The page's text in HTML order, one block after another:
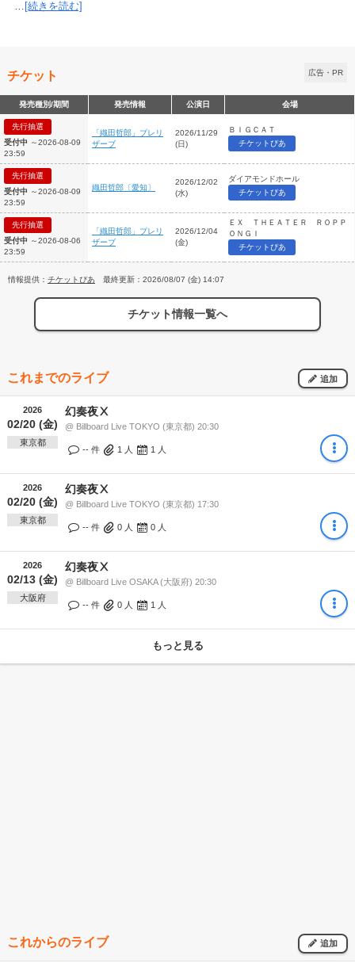
… [続きを読む]
チケット 広告・PR
発売種別/期間 発売情報 公演日 会場
先行抽選
受付中 ～2026-08-09
23:59
「織田哲郎」プレリ
ザーブ
2026/11/29
(日)
ＢＩＧＣＡＴ
チケットぴあ
先行抽選
受付中 ～2026-08-09
23:59
織田哲郎〔愛知〕
2026/12/02
(水)
ダイアモンドホール
チケットぴあ
先行抽選
受付中 ～2026-08-06
23:59
「織田哲郎」プレリ
ザーブ
2026/12/04
(金)
ＥＸ ＴＨＥＡＴＥＲ ＲＯＰＰ
ＯＮＧＩ
チケットぴあ
情報提供： チケットぴあ 最終更新：2026/08/07 (金) 14:07
チケット情報一覧へ
これまでのライブ 追加
2026
02/20 (金)
東京都
幻奏夜Ⅹ
@ Billboard Live TOKYO (東京都) 20:30
-- 件 1 人 1 人
2026
02/20 (金)
東京都
幻奏夜Ⅹ
@ Billboard Live TOKYO (東京都) 17:30
-- 件 0 人 0 人
2026
02/13 (金)
大阪府
幻奏夜Ⅹ
@ Billboard Live OSAKA (大阪府) 20:30
-- 件 0 人 1 人
もっと見る
これからのライブ 追加